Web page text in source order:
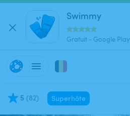
Swimmy
Gratuit - Google Play
5 (82) Superhôte